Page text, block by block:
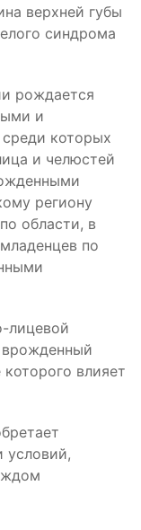
верхней губы
синдрома
рождается
и
которых
и челюстей
региону
области, в
по
лицевой
влияет
условий,